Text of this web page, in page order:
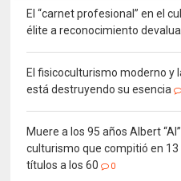
El “carnet profesional” en el
élite a reconocimiento
El fisicoculturismo moderno y
está destruyendo su esencia
Muere a los 95 años Albert
culturismo que compitió en 13
títulos a los 60
0